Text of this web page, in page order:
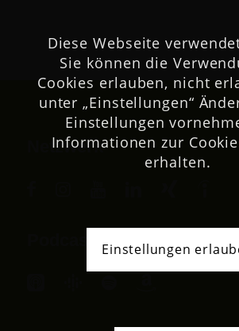
Netzwerk
Diese Webseite
Sie können die
Cookies erlauben, nicht
unter „Einstellungen“
Einstellungen
Informationen zur
erhalten.
Einstellungen